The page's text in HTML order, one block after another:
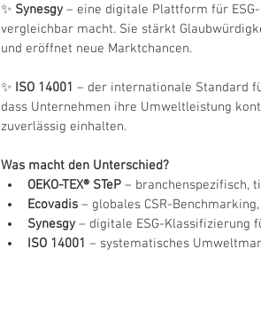
✨ Synesgy – eine digitale Plattform für
vergleichbar macht. Sie stärkt
und eröffnet neue Marktchancen.
✨ ISO 14001 – der internationale Standard
dass Unternehmen ihre Umweltleistung
zuverlässig einhalten.
Was macht den Unterschied?
OEKO-TEX® STeP – branchenspezifisch,
Ecovadis – globales CSR-
Synesgy – digitale ESG-Klassifizierung
ISO 14001 – systematisches